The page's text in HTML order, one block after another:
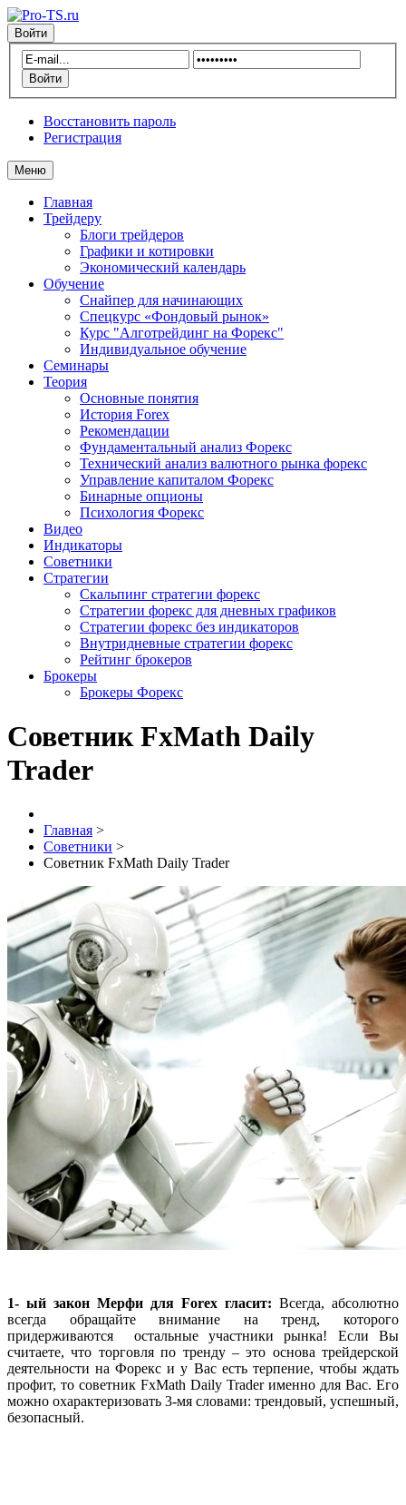
Войти
Восстановить пароль
Регистрация
Меню
Главная
Трейдеру
Блоги трейдеров
Графики и котировки
Экономический календарь
Обучение
Снайпер для начинающих
Спецкурс «Фондовый рынок»
Курс "Алготрейдинг на Форекс"
Индивидуальное обучение
Семинары
Теория
Основные понятия
История Forex
Рекомендации
Фундаментальный анализ Форекс
Технический анализ валютного рынка форекс
Управление капиталом Форекс
Бинарные опционы
Психология Форекс
Видео
Индикаторы
Советники
Стратегии
Скальпинг стратегии форекс
Стратегии форекс для дневных графиков
Стратегии форекс без индикаторов
Внутридневные стратегии форекс
Рейтинг брокеров
Брокеры
Брокеры Форекс
Советник FxMath Daily
Trader
Главная >
Советники >
Советник FxMath Daily Trader
1- ый закон Мерфи для Forex гласит: Всегда, абсолютно
всегда обращайте внимание на тренд, которого
придерживаются остальные участники рынка! Если Вы
считаете, что торговля по тренду – это основа трейдерской
деятельности на Форекс и у Вас есть терпение, чтобы ждать
профит, то советник FxMath Daily Trader именно для Вас. Его
можно охарактеризовать 3-мя словами: трендовый, успешный,
безопасный.